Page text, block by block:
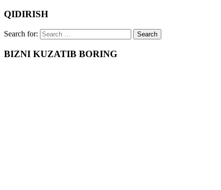
QIDIRISH
Search for:
BIZNI KUZATIB BORING